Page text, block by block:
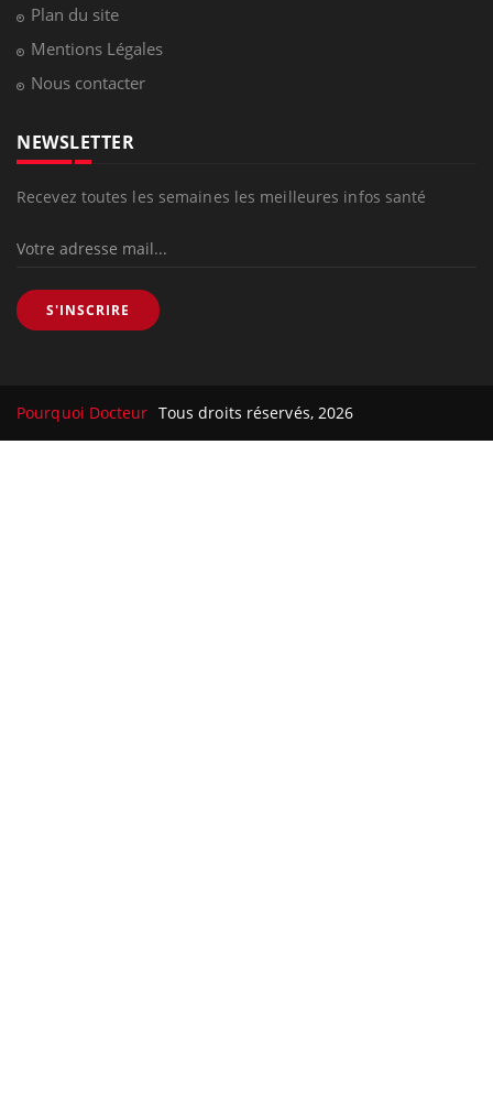
Plan du site
Mentions Légales
Nous contacter
NEWSLETTER
Recevez toutes les semaines les meilleures infos santé
S'INSCRIRE
Pourquoi Docteur Tous droits réservés, 2026